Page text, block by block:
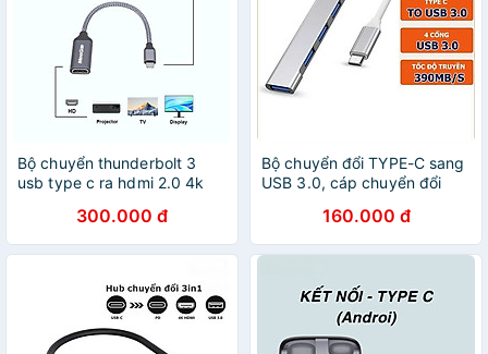
Bộ chuyển thunderbolt 3
usb type c ra hdmi 2.0 4k
HUB CHUYỂN ĐỔI USB
TYPE C
300.000 đ
Bộ chuyển đổi TYPE-C sang
USB 3.0, cáp chuyển đổi
tốc độ cao - Hàng nhập
khẩu
160.000 đ